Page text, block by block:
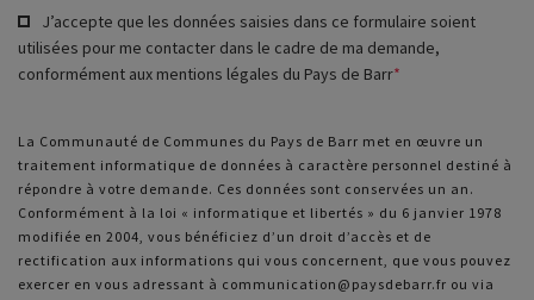
J’accepte que les données saisies dans ce formulaire soient
utilisées pour me contacter dans le cadre de ma demande,
conformément aux mentions légales du Pays de Barr*
Message
d'état
La Communauté de Communes du Pays de Barr met en œuvre un
traitement informatique de données à caractère personnel destiné à
répondre à votre demande. Ces données sont conservées un an.
Conformément à la loi « informatique et libertés » du 6 janvier 1978
modifiée en 2004, vous bénéficiez d’un droit d’accès et de
rectification aux informations qui vous concernent, que vous pouvez
exercer en vous adressant à communication@paysdebarr.fr ou via